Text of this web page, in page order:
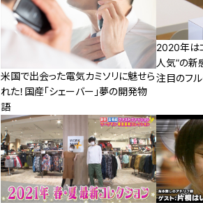
米国で出会った電気カミソリに魅せら
れた！国産「シェーバー」夢の開発物
語
2020年は
人気”の新
注目のフ